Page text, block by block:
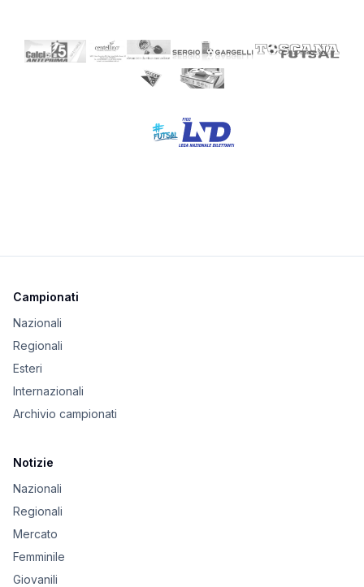
Campionati
Nazionali
Regionali
Esteri
Internazionali
Archivio campionati
Notizie
Nazionali
Regionali
Mercato
Femminile
Giovanili